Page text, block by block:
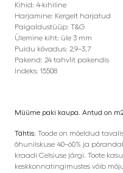
Kihid: 4-kihiline
Harjamine: Kergelt harjatud
Paigaldustüüp: T&G
Ülemine kiht: üle 3 mm
Puidu kõvadus: 2,9–3,7
Pakend: 24 tahvlit pakendis
Indeks: 15508
Müüme paki kaupa. Antud on
Tähtis: Toode on mõeldud
õhuniiskuse 40–60% ja
kraadi Celsiuse järgi. Toote
keskkonnatingimustes võib